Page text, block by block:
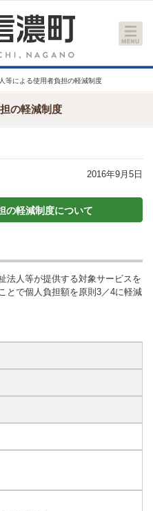
縮小 標準 拡大
等による使用者負担の軽減制度
の軽減制度
2016年9月5日
の軽減制度について
法人等が提供する対象サービスを
とで個人負担額を原則3／4に軽減